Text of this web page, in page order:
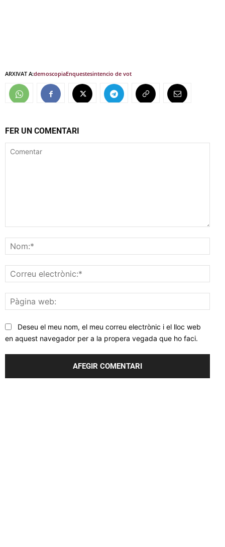
ARXIVAT A:demoscopiaEnquestesintencio de vot
FER UN COMENTARI
web:
Deseu el meu nom, el meu correu electrònic i el lloc web
en aquest navegador per a la propera vegada que ho faci.